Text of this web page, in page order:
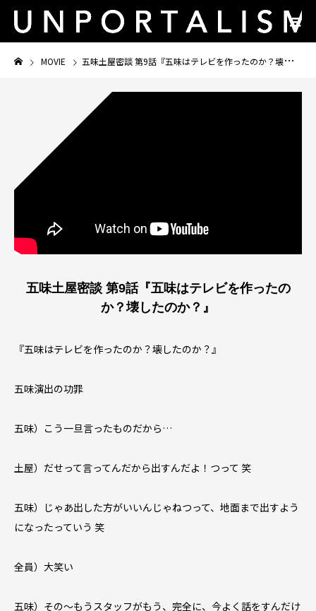
MOVIE 五味土屋密談 第9話『五味はテレビを作ったのか？壊したのか？』
五味土屋密談 第9話『五味はテレビを作ったの
か？壊したのか？』
『五味はテレビを作ったのか？壊したのか？』
五味演出の功罪
五味）こう一旦言ったものだから…
土屋）だせって言ってんだから出すんだよ！つって 笑
五味）じゃあ出した方がいいんじゃねつって、地面まで出すよう
になったっていう 笑
全員）大笑い
五味）その〜もうスタッフがもう、完全に、今よく話をすんだけ